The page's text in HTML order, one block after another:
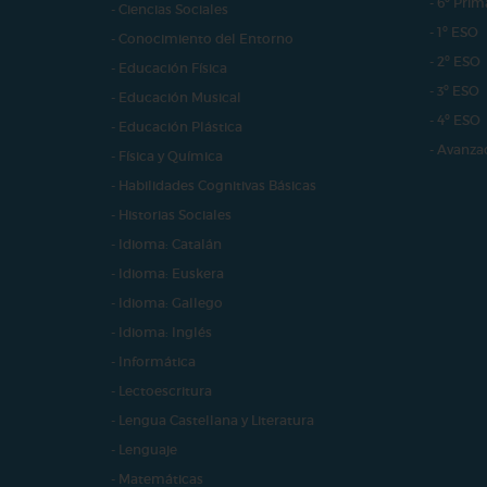
- Ciencias Sociales
- Conocimiento del Entorno
- Educación Física
- Educación Musical
- Educación Plástica
- Física y Química
- Habilidades Cognitivas Básicas
- Historias Sociales
- Idioma: Catalán
- Idioma: Euskera
- Idioma: Gallego
- Idioma: Inglés
- Informática
- Lectoescritura
- Lengua Castellana y Literatura
- Lenguaje
- Matemáticas
- 1º ESO
- 2º ESO
- 3º ESO
- 4º ESO
-